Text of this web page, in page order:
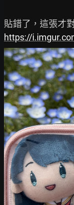
https://